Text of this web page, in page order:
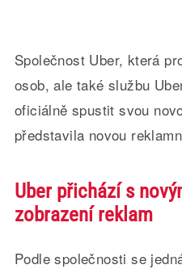
Společnost Uber, která
osob, ale také službu
oficiálně spustit svou
představila novou
Uber přichází s
zobrazení reklam
Podle společnosti se